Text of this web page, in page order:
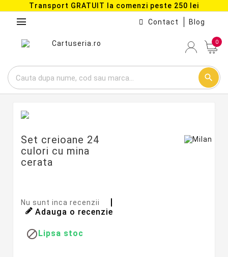
Transport GRATUIT la comenzi peste 250 lei
menu Contact Blog
0
search
Set creioane 24
culori cu mina
cerata
Nu sunt inca recenzii
Adauga o recenzie
Lipsa stoc